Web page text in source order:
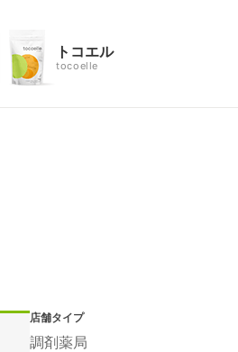
トコエル
tocoelle
店舗タイプ
調剤薬局